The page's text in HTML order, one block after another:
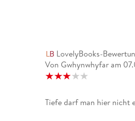
LovelyBooks-
Von Gwhynwhyfaram
Tiefe darf man hier nicht